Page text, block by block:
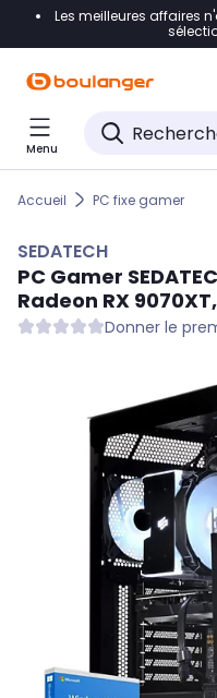
Accéder directement
Accéder directement
Accéder directement
Les meilleures affaires
Menu
Accueil PC fixe gamer
SEDATECH
PC Gamer
Radeon RX
Donner le